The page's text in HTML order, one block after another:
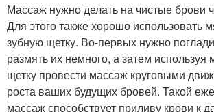
Массаж нужно делать на чистые брови
Для этого также хорошо использовать
зубную щетку. Во-первых нужно
размять их немного, а затем используя
щетку провести массаж круговыми
роста ваших будущих бровей. Такой
массаж способствует приливу крови к